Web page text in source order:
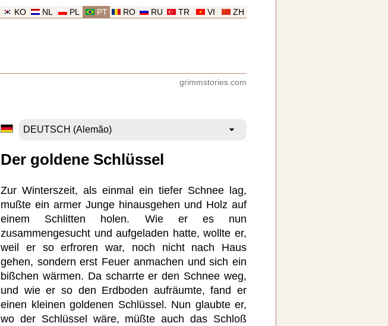
ZH
VI
TR
RU
RO
PT
PL
NL
KO
grimmstories.com
Der goldene Schlüssel
Zur Winterszeit, als einmal ein tiefer Schnee lag,
mußte ein armer Junge hinausgehen und Holz auf
einem Schlitten holen. Wie er es nun
zusammengesucht und aufgeladen hatte, wollte er,
weil er so erfroren war, noch nicht nach Haus
gehen, sondern erst Feuer anmachen und sich ein
bißchen wärmen. Da scharrte er den Schnee weg,
und wie er so den Erdboden aufräumte, fand er
einen kleinen goldenen Schlüssel. Nun glaubte er,
wo der Schlüssel wäre, müßte auch das Schloß